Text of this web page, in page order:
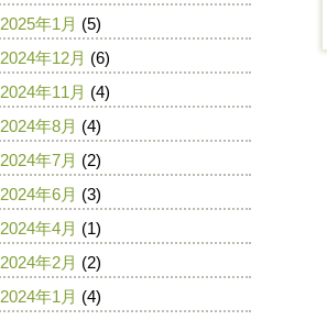
2025年1月 (5)
2024年12月 (6)
2024年11月 (4)
2024年8月 (4)
2024年7月 (2)
2024年6月 (3)
2024年4月 (1)
2024年2月 (2)
2024年1月 (4)